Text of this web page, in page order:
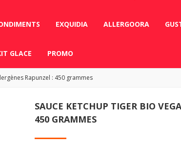
EXQUIDIA ALLERGOORA
GLACE PROMO
Rapunzel : 450 grammes
SAUCE KETCHUP TIGER BIO
450 GRAMMES